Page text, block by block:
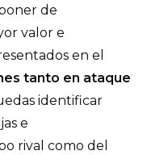
de
valor e
en el
tanto en ataque
identificar
e
rival como del